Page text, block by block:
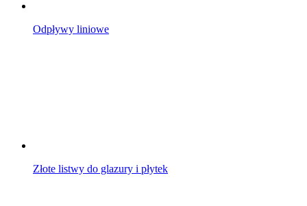
Odpływy liniowe
Złote listwy do glazury i płytek